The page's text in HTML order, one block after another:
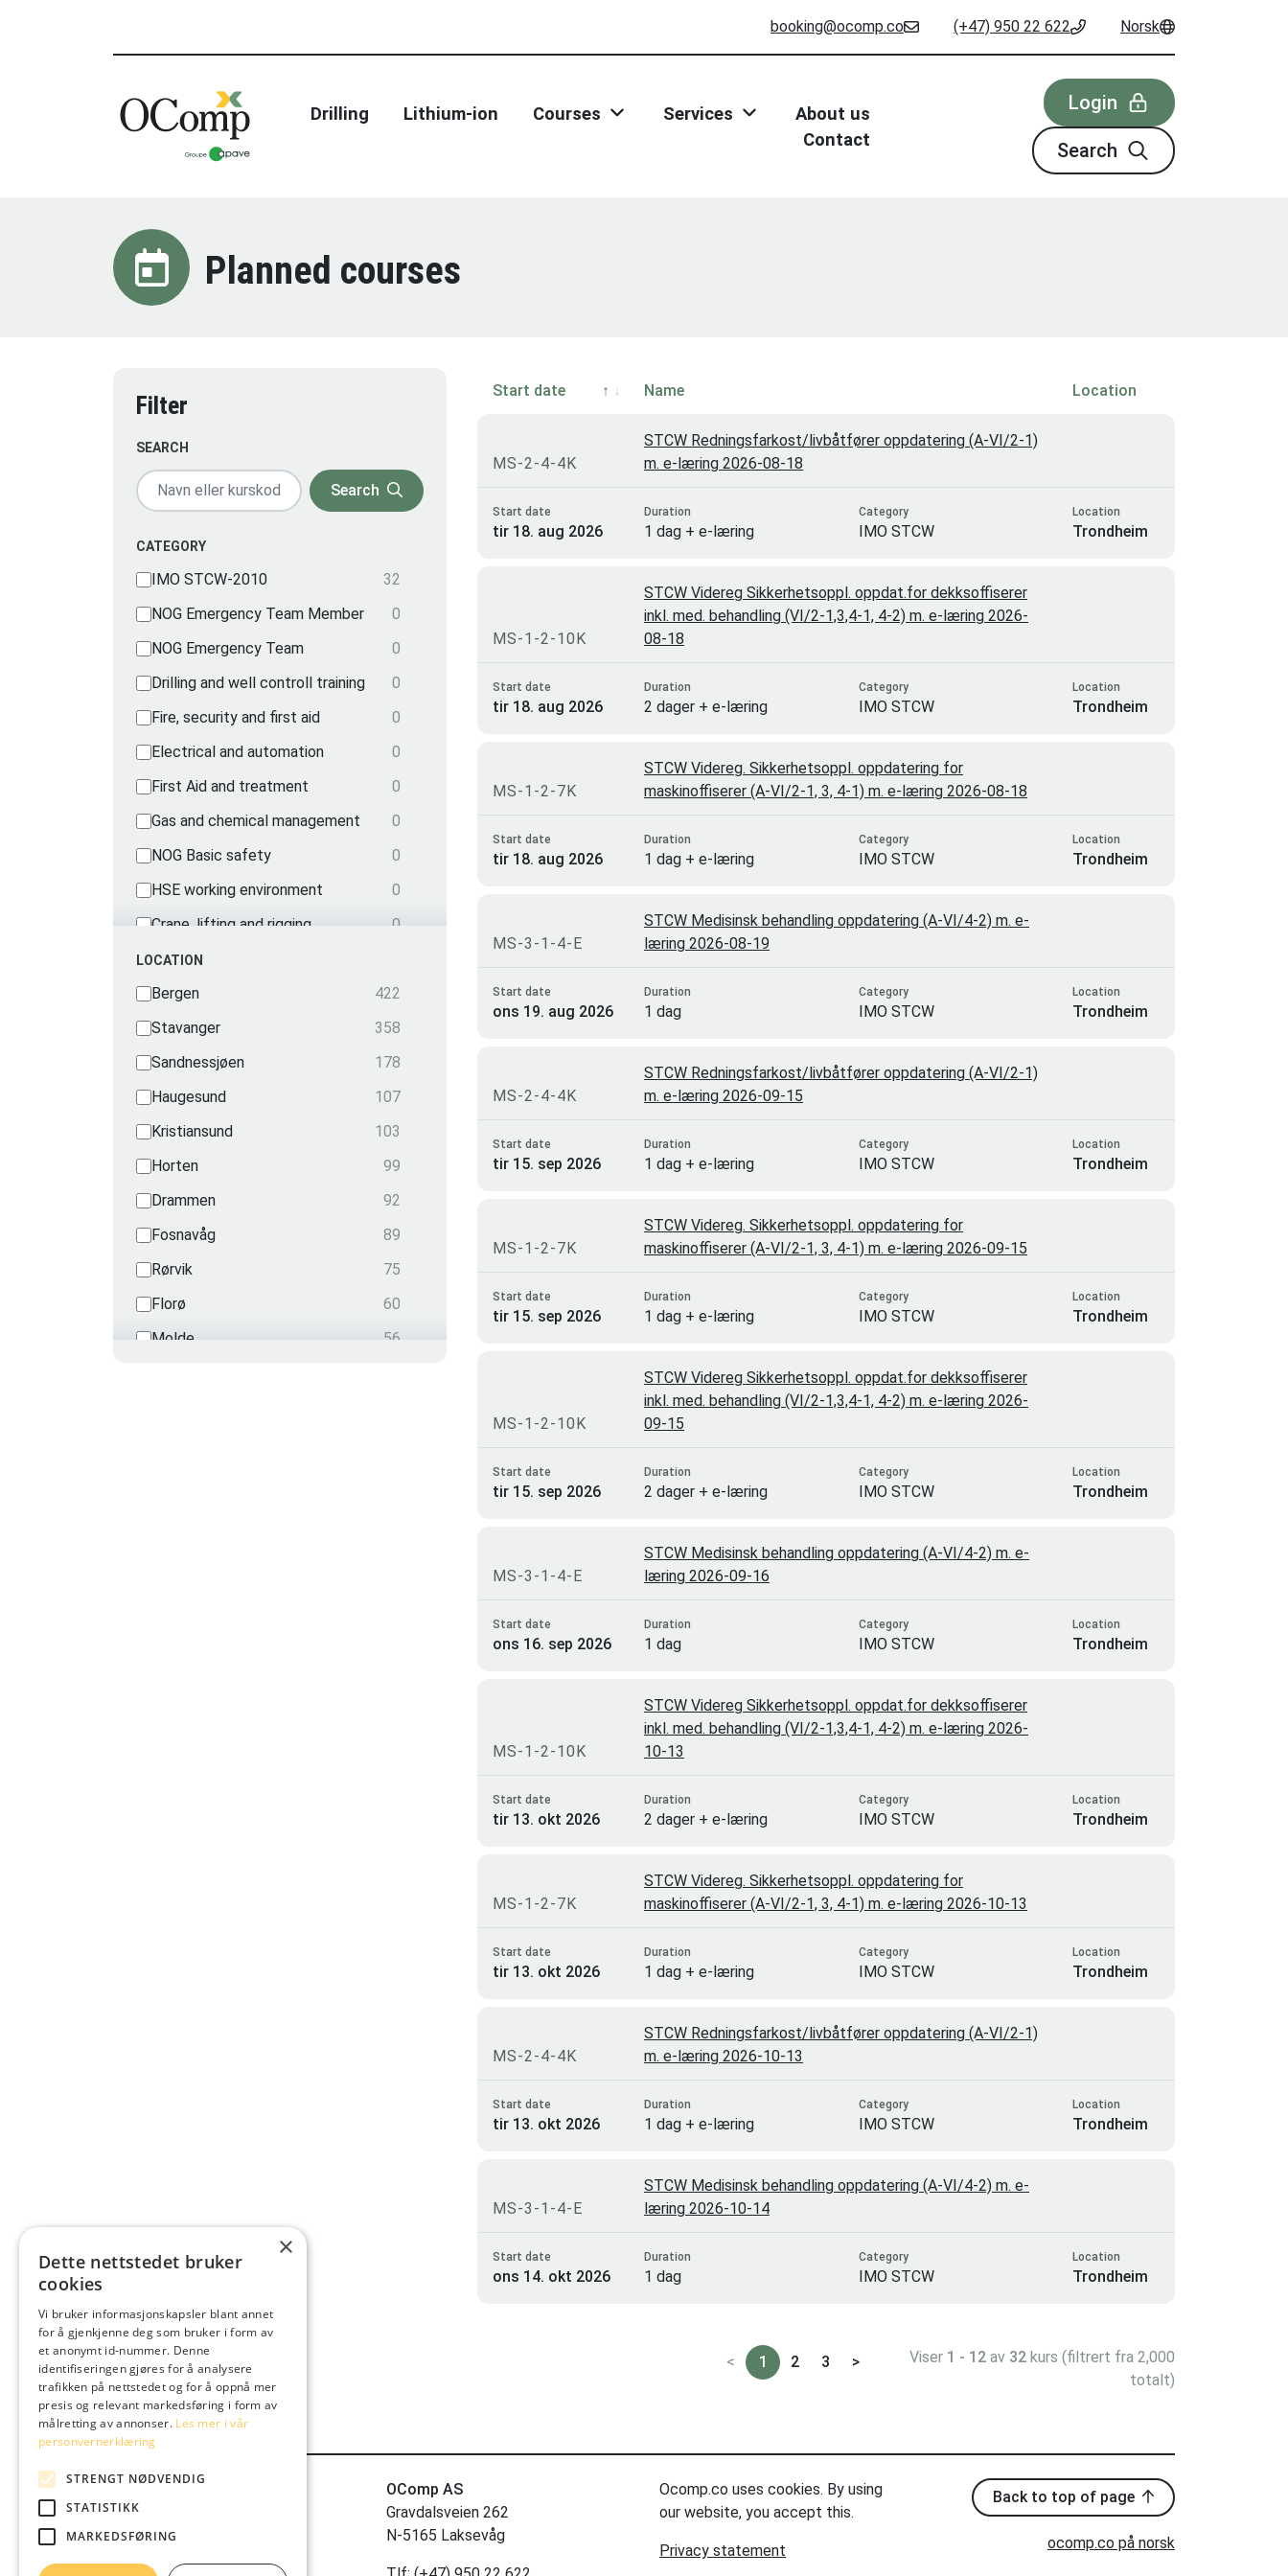
booking@ocomp.co (+47) 950 22 622 Norsk
Drilling Lithium-ion Courses Services
About us
Contact
Login
Search
Planned courses
Filter
SEARCH
Search
CATEGORY
IMO STCW-2010
32
NOG Emergency Team Member
0
NOG Emergency Team
0
Drilling and well controll training
0
Fire, security and first aid
0
Electrical and automation
0
First Aid and treatment
0
Gas and chemical management
0
NOG Basic safety
0
HSE working environment
0
Crane, lifting and rigging
0
Mechanical courses
Nautical
0
OPITO
0
Radio
0
Security
0
Radiation
0
Transportation
0
LOCATION
Bergen
422
Stavanger
358
Sandnessjøen
178
Haugesund
107
Kristiansund
103
Horten
99
Drammen
92
Fosnavåg
89
Rørvik
75
Florø
60
Molde
56
Start date Name Location
MS-2-4-4K
Start date
tir 18. aug 2026
STCW Redningsfarkost/livbåtfører oppdatering (A-VI/2-1)
m. e-læring 2026-08-18
Duration
1 dag + e-læring
Category
IMO STCW
Location
Trondheim
MS-1-2-10K
Start date
tir 18. aug 2026
STCW Videreg Sikkerhetsoppl. oppdat.for dekksoffiserer
inkl. med. behandling (VI/2-1,3,4-1, 4-2) m. e-læring 2026-
08-18
Duration
2 dager + e-læring
Category
IMO STCW
Location
Trondheim
MS-1-2-7K
Start date
tir 18. aug 2026
STCW Videreg. Sikkerhetsoppl. oppdatering for
maskinoffiserer (A-VI/2-1, 3, 4-1) m. e-læring 2026-08-18
Duration
1 dag + e-læring
Category
IMO STCW
Location
Trondheim
MS-3-1-4-E
Start date
ons 19. aug 2026
STCW Medisinsk behandling oppdatering (A-VI/4-2) m. e-
læring 2026-08-19
Duration
1 dag
Category
IMO STCW
Location
Trondheim
MS-2-4-4K
Start date
tir 15. sep 2026
STCW Redningsfarkost/livbåtfører oppdatering (A-VI/2-1)
m. e-læring 2026-09-15
Duration
1 dag + e-læring
Category
IMO STCW
Location
Trondheim
MS-1-2-7K
Start date
tir 15. sep 2026
STCW Videreg. Sikkerhetsoppl. oppdatering for
maskinoffiserer (A-VI/2-1, 3, 4-1) m. e-læring 2026-09-15
Duration
1 dag + e-læring
Category
IMO STCW
Location
Trondheim
MS-1-2-10K
Start date
tir 15. sep 2026
STCW Videreg Sikkerhetsoppl. oppdat.for dekksoffiserer
inkl. med. behandling (VI/2-1,3,4-1, 4-2) m. e-læring 2026-
09-15
Duration
2 dager + e-læring
Category
IMO STCW
Location
Trondheim
MS-3-1-4-E
Start date
ons 16. sep 2026
STCW Medisinsk behandling oppdatering (A-VI/4-2) m. e-
læring 2026-09-16
Duration
1 dag
Category
IMO STCW
Location
Trondheim
MS-1-2-10K
Start date
tir 13. okt 2026
STCW Videreg Sikkerhetsoppl. oppdat.for dekksoffiserer
inkl. med. behandling (VI/2-1,3,4-1, 4-2) m. e-læring 2026-
10-13
Duration
2 dager + e-læring
Category
IMO STCW
Location
Trondheim
MS-1-2-7K
Start date
tir 13. okt 2026
STCW Videreg. Sikkerhetsoppl. oppdatering for
maskinoffiserer (A-VI/2-1, 3, 4-1) m. e-læring 2026-10-13
Duration
1 dag + e-læring
Category
IMO STCW
Location
Trondheim
MS-2-4-4K
Start date
tir 13. okt 2026
STCW Redningsfarkost/livbåtfører oppdatering (A-VI/2-1)
m. e-læring 2026-10-13
Duration
1 dag + e-læring
Category
IMO STCW
Location
Trondheim
MS-3-1-4-E
Start date
ons 14. okt 2026
STCW Medisinsk behandling oppdatering (A-VI/4-2) m. e-
læring 2026-10-14
Duration
1 dag
Category
IMO STCW
Location
Trondheim
< 1 2 3 > Viser 1 - 12av 32kurs (filtrert fra 2,000
totalt)
OComp AS
Gravdalsveien 262
N-5165 Laksevåg
Ocomp.co uses cookies. By using
our website, you accept this.
Privacy statement
Back to top of page
ocomp.co på norsk
×
Dette nettstedet bruker
cookies
Vi bruker informasjonskapsler blant annet
for å gjenkjenne deg som bruker i form av
et anonymt id-nummer. Denne
identifiseringen gjøres for å analysere
trafikken på nettstedet og for å oppnå mer
presis og relevant markedsføring i form av
målretting av annonser. Les mer i vår
personvernerklæring
STRENGT NØDVENDIG
STATISTIKK
MARKEDSFØRING